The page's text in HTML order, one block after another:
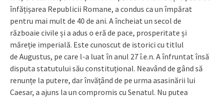
înfățișarea Republicii Romane, a condus ca un împărat
pentru mai mult de 40 de ani. A încheiat un secol de
războaie civile și a adus o eră de pace, prosperitate și
măreție imperială. Este cunoscut de istorici cu titlul
de Augustus, pe care l-a luat în anul 27 î.e.n. A înfruntat însă
disputa statutului său constituțional. Neavând de gând să
renunțe la putere, dar învățând de pe urma asasinării lui
Caesar, a ajuns la un compromis cu Senatul. Nu putea